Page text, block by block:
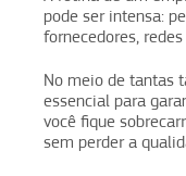
pode ser intensa:
fornecedores,
No meio de tantas
essencial para
você fique
sem perder a